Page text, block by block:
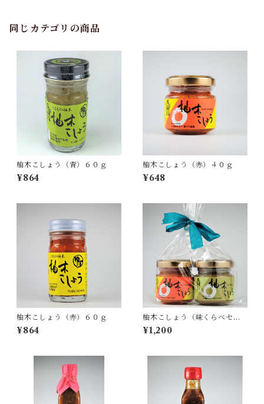
同じカテゴリの商品
柚木こしょう（青）６０ｇ
¥864
柚木こしょう（赤）４０ｇ
¥648
柚木こしょう（赤）６０ｇ
¥864
柚木こしょう（味くらべセッ
ト）４０ｇ
¥1,200